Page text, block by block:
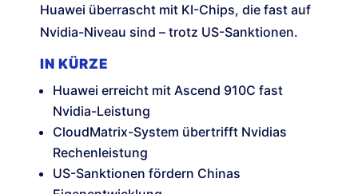
Huawei überrascht mit KI-Chips, die fast auf
Nvidia-Niveau sind – trotz US-Sanktionen.
IN KÜRZE
Huawei erreicht mit Ascend 910C fast
Nvidia-Leistung
CloudMatrix-System übertrifft Nvidias
Rechenleistung
US-Sanktionen fördern Chinas